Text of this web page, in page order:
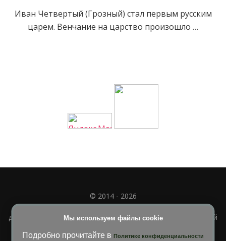
Иван Четвертый (Грозный) стал первым русским
царем. Венчание на царство произошло …
Мы используем файлы cookie
Подробно прочитайте в Политике конфиденциальности
© 2014 - 2026
Полное или частичное использование материала
допускается только при наличии активной и индексируемой